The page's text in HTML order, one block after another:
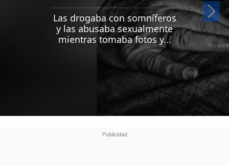
Las drogaba con somníferos
y las abusaba sexualmente
mientras tomaba fotos y...